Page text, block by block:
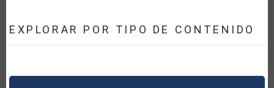
EXPLORAR POR TIPO DE CONTENIDO